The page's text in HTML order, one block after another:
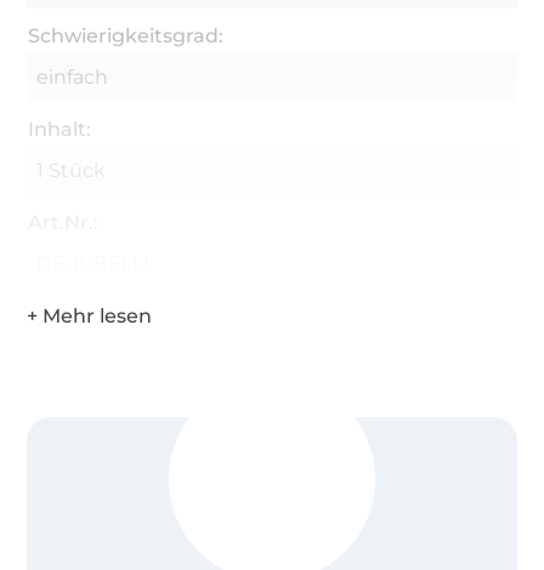
Schwierigkeitsgrad:
einfach
Inhalt:
1 Stück